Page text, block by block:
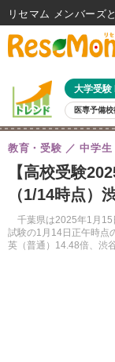
大学受験
医専予備
親子で考える大学選び
共通テスト 夏休み
8月開催イベント・WS
自由研究教材（小学生向け
【高校受験
（1/14時点）
千葉県は2025年1月15
試験の1月14日正午時点
英（普通）14.48倍、渋
教育・受験 中学生
リセマム メンバーズ